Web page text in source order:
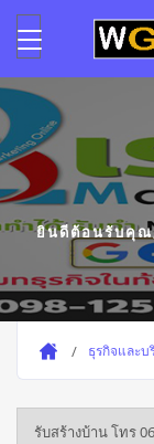
ยินดีต้อนรับคุ
ธุรกิจและบ
รับสร้างบ้าน โทร